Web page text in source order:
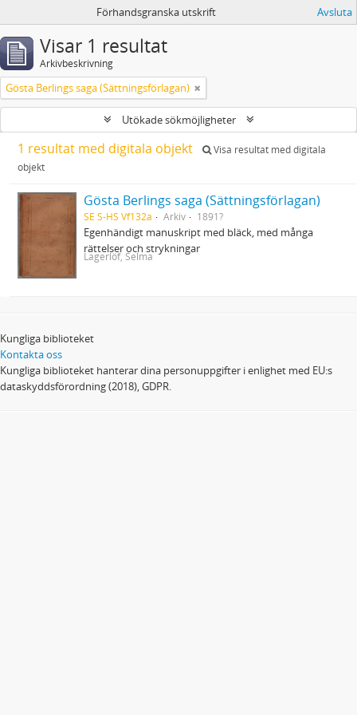
Förhandsgranska utskrift Avsluta
Visar 1 resultat
Arkivbeskrivning
Gösta Berlings saga (Sättningsförlagan)
Utökade sökmöjligheter
1 resultat med digitala objekt
Visa resultat med digitala
objekt
Gösta Berlings saga (Sättningsförlagan)
SE S-HS Vf132a Arkiv 1891?
Egenhändigt manuskript med bläck, med många
rättelser och strykningar
Lagerlöf, Selma
Kungliga biblioteket
Kontakta oss
Kungliga biblioteket hanterar dina personuppgifter i enlighet med EU:s
dataskyddsförordning (2018), GDPR.